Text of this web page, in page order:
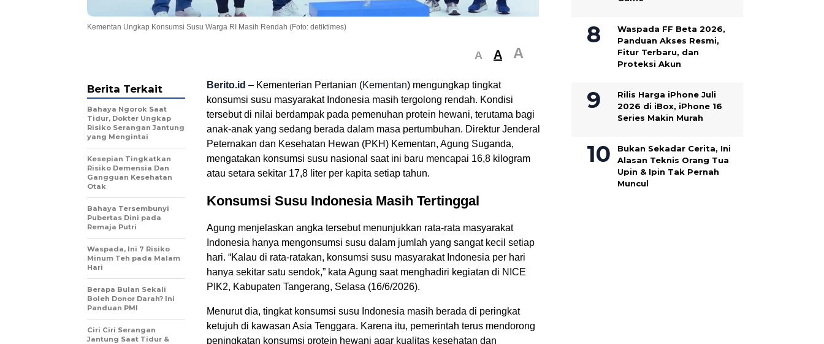
Kementan Ungkap Konsumsi Susu Warga RI Masih Rendah (Foto: detiktimes)
A A A
Berito.id – Kementerian Pertanian (Kementan) mengungkap tingkat
konsumsi susu masyarakat Indonesia masih tergolong rendah. Kondisi
tersebut di nilai berdampak pada pemenuhan protein hewani, terutama bagi
anak-anak yang sedang berada dalam masa pertumbuhan. Direktur Jenderal
Peternakan dan Kesehatan Hewan (PKH) Kementan, Agung Suganda,
mengatakan konsumsi susu nasional saat ini baru mencapai 16,8 kilogram
atau setara sekitar 17,8 liter per kapita setiap tahun.
Konsumsi Susu Indonesia Masih Tertinggal
Agung menjelaskan angka tersebut menunjukkan rata-rata masyarakat
Indonesia hanya mengonsumsi susu dalam jumlah yang sangat kecil setiap
hari. “Kalau di rata-ratakan, konsumsi susu masyarakat Indonesia per hari
hanya sekitar satu sendok,” kata Agung saat menghadiri kegiatan di NICE
PIK2, Kabupaten Tangerang, Selasa (16/6/2026).
Menurut dia, tingkat konsumsi susu Indonesia masih berada di peringkat
ketujuh di kawasan Asia Tenggara. Karena itu, pemerintah terus mendorong
peningkatan konsumsi protein hewani agar kualitas kesehatan dan
Berita Terkait
Bahaya Ngorok Saat
Tidur, Dokter Ungkap
Risiko Serangan Jantung
yang Mengintai
Kesepian Tingkatkan
Risiko Demensia Dan
Gangguan Kesehatan
Otak
Bahaya Tersembunyi
Pubertas Dini pada
Remaja Putri
Waspada, Ini 7 Risiko
Minum Teh pada Malam
Hari
Berapa Bulan Sekali
Boleh Donor Darah? Ini
Panduan PMI
Ciri Ciri Serangan
Jantung Saat Tidur &
Waspada FF Beta 2026,
Panduan Akses Resmi,
Fitur Terbaru, dan
Proteksi Akun
Rilis Harga iPhone Juli
2026 di iBox, iPhone 16
Series Makin Murah
Bukan Sekadar Cerita, Ini
Alasan Teknis Orang Tua
Upin & Ipin Tak Pernah
Muncul